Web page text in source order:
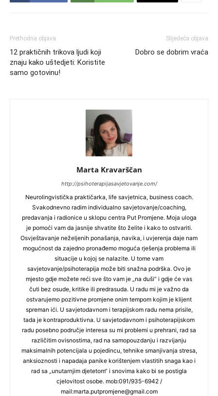
Prethodna objava
12 praktičnih trikova ljudi koji
znaju kako uštedjeti: Koristite
samo gotovinu!
Slijedeća objava
Dobro se dobrim vraća
Marta Kravarščan
http://psihoterapijasavjetovanje.com/
Neurolingvistička praktičarka, life savjetnica, business coach.
Svakodnevno radim individualno savjetovanje/coaching,
predavanja i radionice u sklopu centra Put Promjene. Moja uloga
je pomoći vam da jasnije shvatite što želite i kako to ostvariti.
Osvještavanje neželjenih ponašanja, navika, i uvjerenja daje nam
mogućnost da zajedno pronađemo moguća rješenja problema ili
situacije u kojoj se nalazite. U tome vam
savjetovanje/psihoterapija može biti snažna podrška. Ovo je
mjesto gdje možete reći sve što vam je „na duši“ i gdje će vas
čuti bez osude, kritike ili predrasuda. U radu mi je važno da
ostvarujemo pozitivne promjene onim tempom kojim je klijent
spreman ići. U savjetodavnom i terapijskom radu nema prisile,
tada je kontraproduktivna. U savjetodavnom i psihoterapijskom
radu posebno područje interesa su mi problemi u prehrani, rad sa
različitim ovisnostima, rad na samopouzdanju i razvijanju
maksimalnih potencijala u pojedincu, tehnike smanjivanja stresa,
anksioznosti i napadaja panike korištenjem vlastitih snaga kao i
rad sa „unutarnjim djetetom“ i snovima kako bi se postigla
cjelovitost osobe. mob:091/935-6942 /
mail:marta.putpromjene@gmail.com